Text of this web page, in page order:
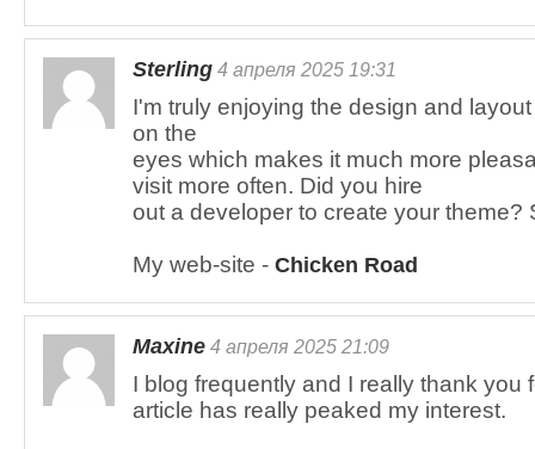
Sterling 4 апреля 2025 19:31
I'm truly enjoying the design and
on the
eyes which makes it much more
visit more often. Did you hire
out a developer to create your theme?
My web-site - Chicken Road
Maxine 4 апреля 2025 21:09
I blog frequently and I really thank you
article has really peaked my interest.